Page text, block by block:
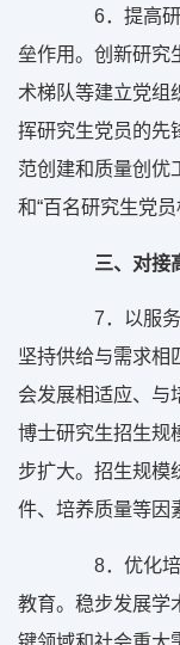
6．提高
垒作用。创新研究
术梯队等建立党组
挥研究生党员的先
范创建和质量创优
和“百名研究生党员
三、对接
7 ．以服
坚持供给与需求相
会发展相适应、与
博士研究生招生规
步扩大。招生规模
件、培养质量等因
8 ．优化
教育。稳步发展学